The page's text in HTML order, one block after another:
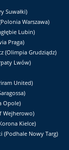
Suwałki)
Warszawa)
Lubin)
Praga)
(Olimpia Grudziądz)
Lwów)
United)
Opole)
Wejherowo)
Kielce)
(Podhale Nowy Targ)